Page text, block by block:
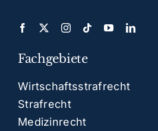
Fachgebiete
Wirtschaftsstrafrecht
Strafrecht
Medizinrecht